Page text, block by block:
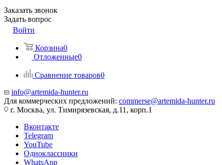
Заказать звонок
Задать вопрос
Войти
Корзина0
Отложенные0
Сравнение товаров0
info@artemida-hunter.ru
Для коммерческих предложений: commerse@artemida-hunter.ru
г. Москва, ул. Тимирязевская, д.11, корп.1
Вконтакте
Telegram
YouTube
Одноклассники
WhatsApp